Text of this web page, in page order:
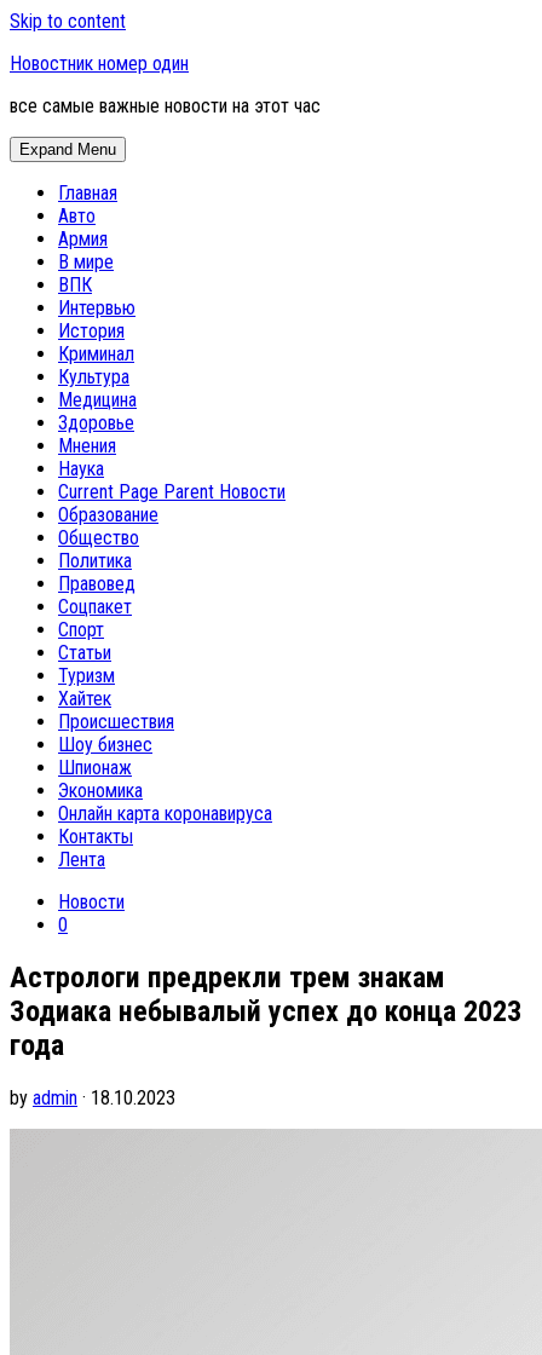
Skip to content
Новостник номер один
все самые важные новости на этот час
Expand Menu
Главная
Авто
Армия
В мире
ВПК
Интервью
История
Криминал
Культура
Медицина
Здоровье
Мнения
Наука
Current Page Parent Новости
Образование
Общество
Политика
Правовед
Соцпакет
Спорт
Статьи
Туризм
Хайтек
Происшествия
Шоу бизнес
Шпионаж
Экономика
Онлайн карта коронавируса
Контакты
Лента
Новости
0
Астрологи предрекли трем знакам
Зодиака небывалый успех до конца 2023
года
by admin · 18.10.2023